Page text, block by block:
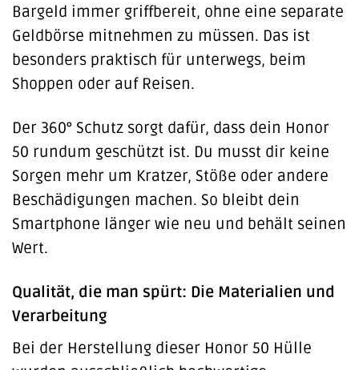
Bargeld immer griffbereit, ohne eine separate
Geldbörse mitnehmen zu müssen. Das ist
besonders praktisch für unterwegs, beim
Shoppen oder auf Reisen.
Der 360° Schutz sorgt dafür, dass dein Honor
50 rundum geschützt ist. Du musst dir keine
Sorgen mehr um Kratzer, Stöße oder andere
Beschädigungen machen. So bleibt dein
Smartphone länger wie neu und behält seinen
Wert.
Qualität, die man spürt: Die Materialien und
Verarbeitung
Bei der Herstellung dieser Honor 50 Hülle